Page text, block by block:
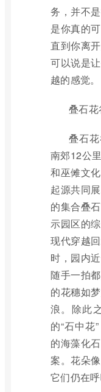
务，并不
是你真的
直到你离
可以说是
越的感觉。
叠石花
叠石
南郊12公
和巫傩文
起源共同
的集合叠
示园区的
现代穿越
时，园内
随手一拍
的花穗如
浪。除此
的“石中花
的海藻化
案。花朵
它们仍在